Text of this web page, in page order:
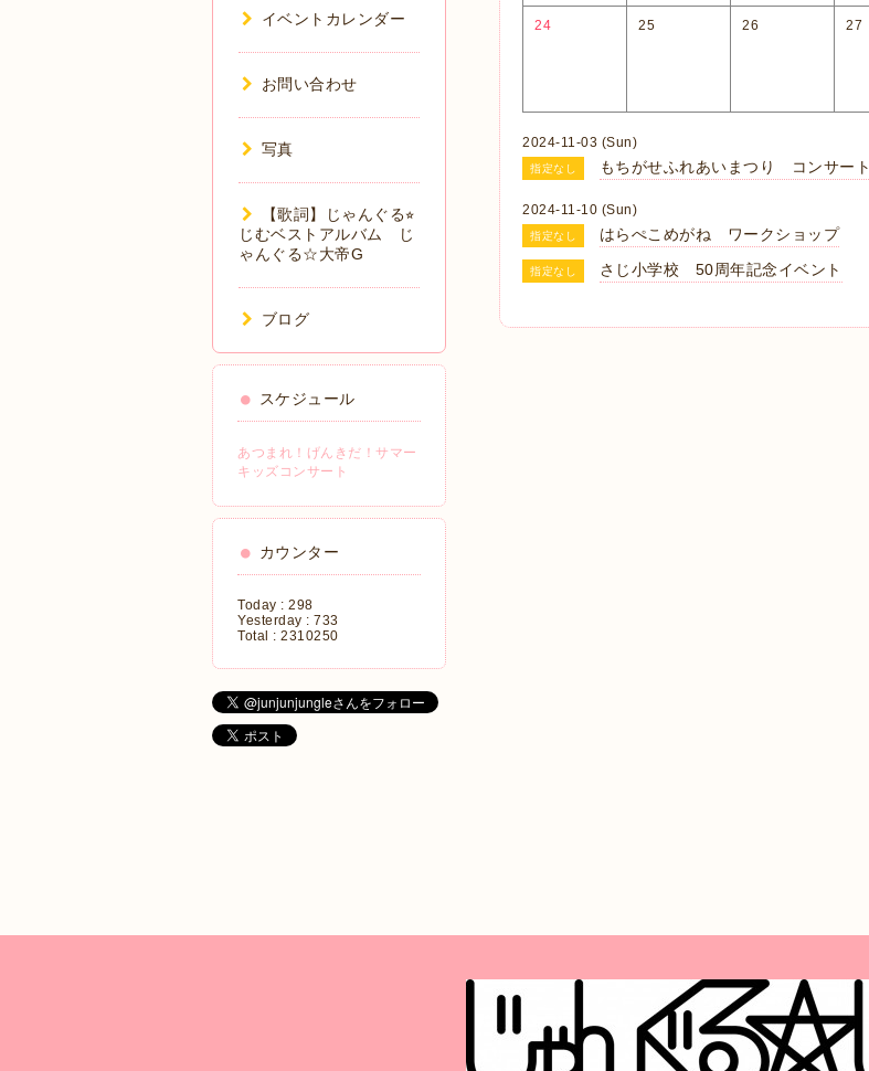
24 25 26 27
2024-11-03 (Sun)
指定なし もちがせふれあいまつり コンサート
2024-11-10 (Sun)
指定なし はらぺこめがね ワークショップ
指定なし さじ小学校 50周年記念イベント
イベントカレンダー
お問い合わせ
写真
【歌詞】じゃんぐる⭐︎
じむベストアルバム じ
ゃんぐる☆大帝G
ブログ
スケジュール
あつまれ！げんきだ！サマー
キッズコンサート
カウンター
Today : 298
Yesterday : 733
Total : 2310250